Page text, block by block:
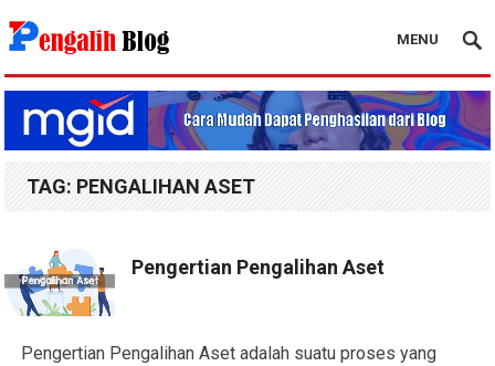
Pengalih Blog
MENU
TAG: PENGALIHAN ASET
Pengertian Pengalihan Aset
Pengertian Pengalihan Aset adalah suatu proses yang